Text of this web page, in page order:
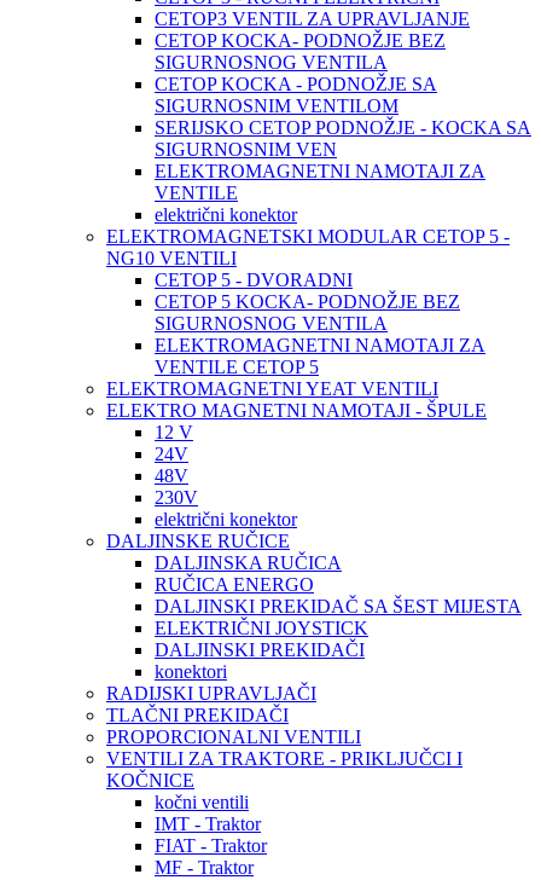
CETOP3 VENTIL ZA UPRAVLJANJE
CETOP KOCKA- PODNOŽJE BEZ
SIGURNOSNOG VENTILA
CETOP KOCKA - PODNOŽJE SA
SIGURNOSNIM VENTILOM
SERIJSKO CETOP PODNOŽJE - KOCKA SA
SIGURNOSNIM VEN
ELEKTROMAGNETNI NAMOTAJI ZA
VENTILE
električni konektor
ELEKTROMAGNETSKI MODULAR CETOP 5 -
NG10 VENTILI
CETOP 5 - DVORADNI
CETOP 5 KOCKA- PODNOŽJE BEZ
SIGURNOSNOG VENTILA
ELEKTROMAGNETNI NAMOTAJI ZA
VENTILE CETOP 5
ELEKTROMAGNETNI YEAT VENTILI
ELEKTRO MAGNETNI NAMOTAJI - ŠPULE
12 V
24V
48V
230V
električni konektor
DALJINSKE RUČICE
DALJINSKA RUČICA
RUČICA ENERGO
DALJINSKI PREKIDAČ SA ŠEST MIJESTA
ELEKTRIČNI JOYSTICK
DALJINSKI PREKIDAČI
konektori
RADIJSKI UPRAVLJAČI
TLAČNI PREKIDAČI
PROPORCIONALNI VENTILI
VENTILI ZA TRAKTORE - PRIKLJUČCI I
KOČNICE
kočni ventili
IMT - Traktor
FIAT - Traktor
MF - Traktor